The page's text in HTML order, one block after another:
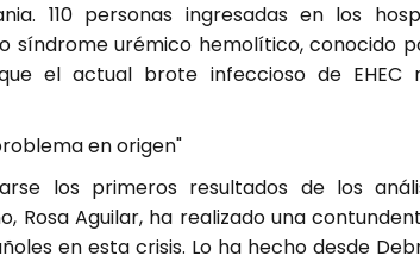
110 personas ingresadas en los
síndrome urémico hemolítico, conocido
el actual brote infeccioso de EHEC
en origen"
los primeros resultados de los
Rosa Aguilar, ha realizado una
en esta crisis. Lo ha hecho desde